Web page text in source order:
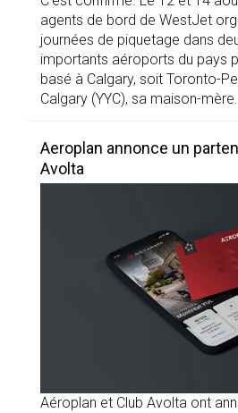
agents de bord de WestJet
journées de piquetage dans
importants aéroports du pays
basé à Calgary, soit Toronto-
Calgary (YYC), sa maison-mère.
Aeroplan annonce un
Avolta
Aéroplan et Club Avolta ont